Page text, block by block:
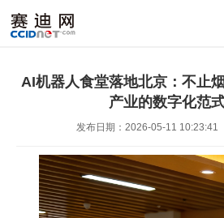
AI机器人食堂落地北京：不止
产业的数字化范
发布日期：2026-05-11 10:23:41